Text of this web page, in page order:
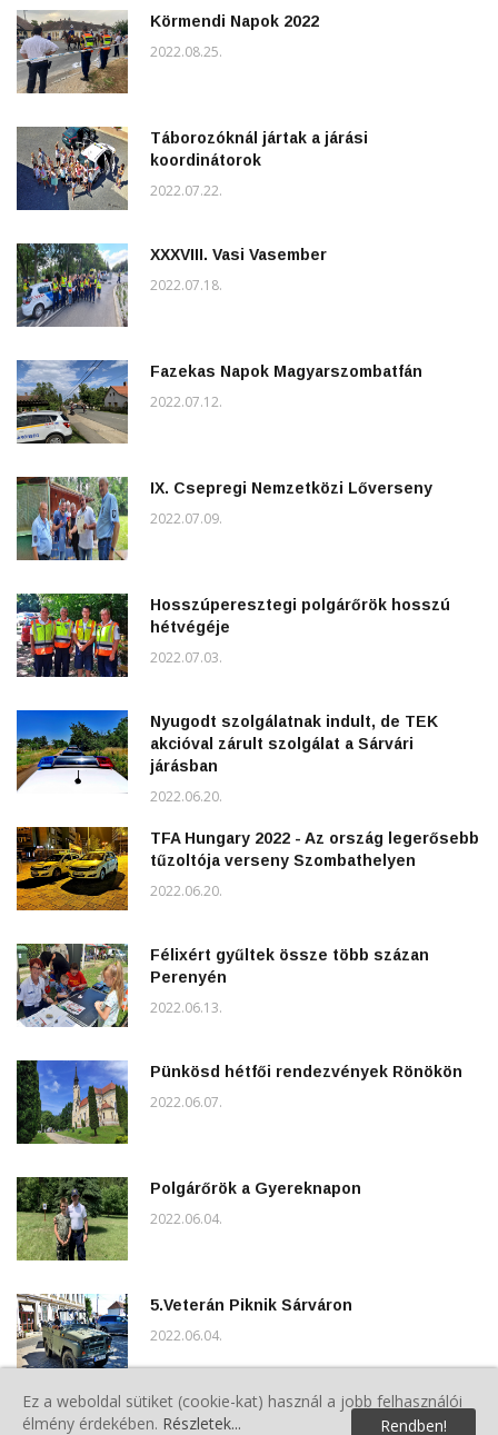
Körmendi Napok 2022
2022.08.25.
Táborozóknál jártak a járási
koordinátorok
2022.07.22.
XXXVIII. Vasi Vasember
2022.07.18.
Fazekas Napok Magyarszombatfán
2022.07.12.
IX. Csepregi Nemzetközi Lőverseny
2022.07.09.
Hosszúperesztegi polgárőrök hosszú
hétvégéje
2022.07.03.
Nyugodt szolgálatnak indult, de TEK
akcióval zárult szolgálat a Sárvári
járásban
2022.06.20.
TFA Hungary 2022 - Az ország legerősebb
tűzoltója verseny Szombathelyen
2022.06.20.
Félixért gyűltek össze több százan
Perenyén
2022.06.13.
Pünkösd hétfői rendezvények Rönökön
2022.06.07.
Polgárőrök a Gyereknapon
2022.06.04.
5.Veterán Piknik Sárváron
2022.06.04.
Közgyűlés Sárváron
Ez a weboldal sütiket (cookie-kat) használ a jobb felhasználói
élmény érdekében. Részletek... Rendben!